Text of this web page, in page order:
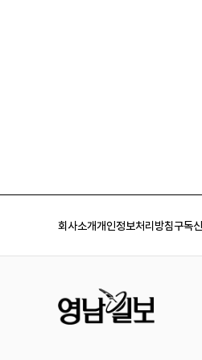
회사소개개인정보처리방침구독